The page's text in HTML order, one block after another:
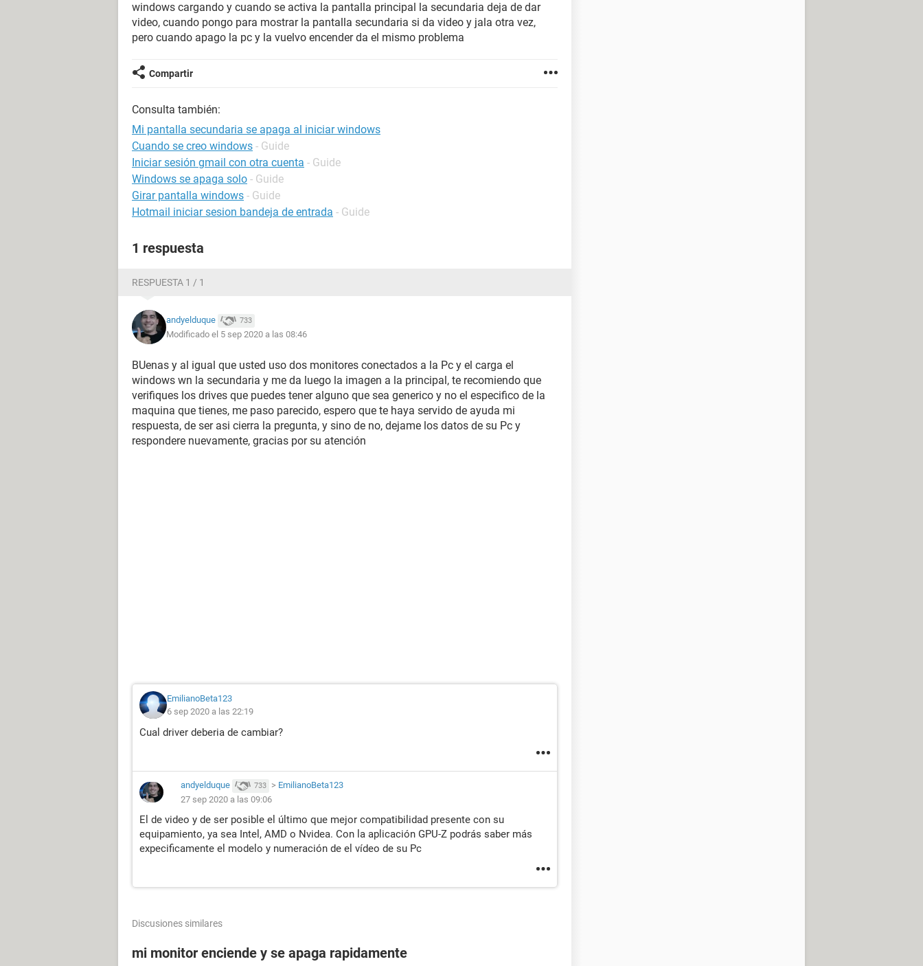
windows cargando y cuando se activa la pantalla principal la secundaria deja de dar
video, cuando pongo para mostrar la pantalla secundaria si da video y jala otra vez,
pero cuando apago la pc y la vuelvo encender da el mismo problema
Compartir
Consulta también:
Mi pantalla secundaria se apaga al iniciar windows
Cuando se creo windows - Guide
Iniciar sesión gmail con otra cuenta - Guide
Windows se apaga solo - Guide
Girar pantalla windows - Guide
Hotmail iniciar sesion bandeja de entrada - Guide
1 respuesta
RESPUESTA 1 / 1
andyelduque 733
Modificado el 5 sep 2020 a las 08:46
BUenas y al igual que usted uso dos monitores conectados a la Pc y el carga el
windows wn la secundaria y me da luego la imagen a la principal, te recomiendo que
verifiques los drives que puedes tener alguno que sea generico y no el especifico de la
maquina que tienes, me paso parecido, espero que te haya servido de ayuda mi
respuesta, de ser asi cierra la pregunta, y sino de no, dejame los datos de su Pc y
respondere nuevamente, gracias por su atención
EmilianoBeta123
6 sep 2020 a las 22:19
Cual driver deberia de cambiar?
andyelduque 733 > EmilianoBeta123
27 sep 2020 a las 09:06
El de video y de ser posible el último que mejor compatibilidad presente con su
equipamiento, ya sea Intel, AMD o Nvidea. Con la aplicación GPU-Z podrás saber más
expecificamente el modelo y numeración de el vídeo de su Pc
Discusiones similares
mi monitor enciende y se apaga rapidamente